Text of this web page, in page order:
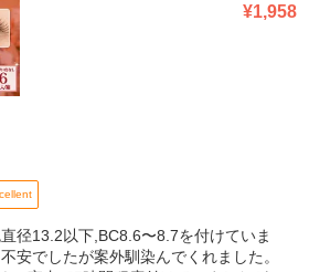
¥1,958
径13.2以下,BC8.6〜8.7を付けていま
安でしたが案外馴染んでくれました。